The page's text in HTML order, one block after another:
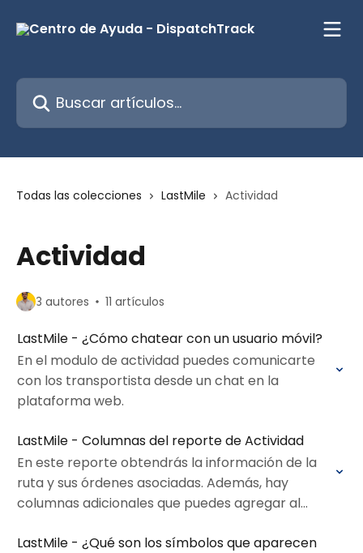
Buscar artículos...
Todas las colecciones LastMile Actividad
Actividad
3 autores 11 artículos
LastMile - ¿Cómo chatear con un usuario móvil?
En el modulo de actividad puedes comunicarte
con los transportista desde un chat en la
plataforma web.
LastMile - Columnas del reporte de Actividad
En este reporte obtendrás la información de la
ruta y sus órdenes asociadas. Además, hay
columnas adicionales que puedes agregar al
LastMile - ¿Qué son los símbolos que aparecen